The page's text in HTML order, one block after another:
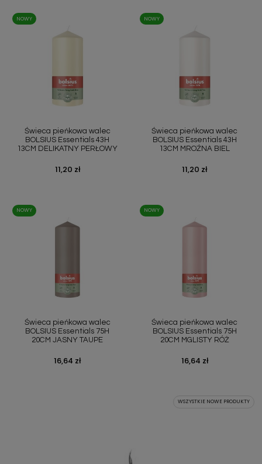
Świeca pieńkowa walec
BOLSIUS Essentials 43H
13CM DELIKATNY PERŁOWY
Cena
11,20 zł
NOWY
Świeca pieńkowa walec
BOLSIUS Essentials 43H
13CM MROŹNA BIEL
Cena
11,20 zł
NOWY
Świeca pieńkowa walec
BOLSIUS Essentials 75H
20CM JASNY TAUPE
Cena
16,64 zł
NOWY
Świeca pieńkowa walec
BOLSIUS Essentials 75H
20CM MGLISTY RÓŻ
Cena
16,64 zł
NOWY
WSZYSTKIE NOWE PRODUKTY